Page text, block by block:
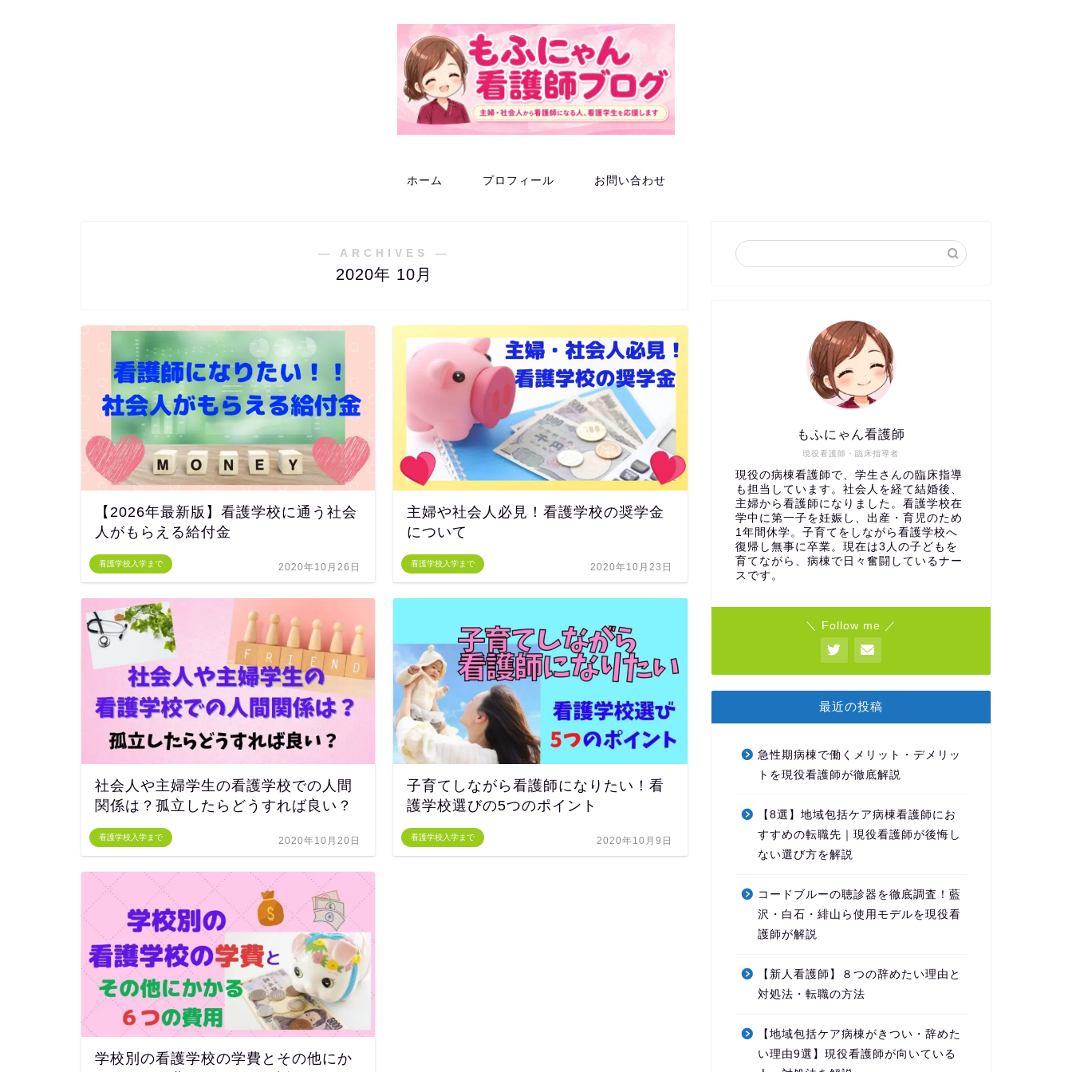
ホーム プロフィール お問い合わせ
― ARCHIVES ―
2020年 10月
看護学校入学まで
【2026年最新版】看護学校に通う社会
人がもらえる給付金
2020年10月26日 看護学校入学まで
主婦や社会人必見！看護学校の奨学金
について
2020年10月23日
看護学校入学まで
社会人や主婦学生の看護学校での人間
関係は？孤立したらどうすれば良い？
2020年10月20日 看護学校入学まで
子育てしながら看護師になりたい！看
護学校選びの5つのポイント
2020年10月9日
学校別の看護学校の学費とその他にか
現役看護師・臨床指導者
もふにゃん看護師
現役の病棟看護師で、学生さんの臨床指導
も担当しています。社会人を経て結婚後、
主婦から看護師になりました。看護学校在
学中に第一子を妊娠し、出産・育児のため
1年間休学。子育てをしながら看護学校へ
復帰し無事に卒業。現在は3人の子どもを
育てながら、病棟で日々奮闘しているナー
スです。
＼ Follow me ／
最近の投稿
急性期病棟で働くメリット・デメリッ
トを現役看護師が徹底解説
【8選】地域包括ケア病棟看護師にお
すすめの転職先｜現役看護師が後悔し
ない選び方を解説
コードブルーの聴診器を徹底調査！藍
沢・白石・緋山ら使用モデルを現役看
護師が解説
【新人看護師】８つの辞めたい理由と
対処法・転職の方法
【地域包括ケア病棟がきつい・辞めた
い理由9選】現役看護師が向いている